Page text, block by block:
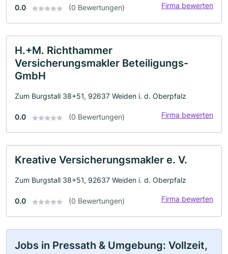
0.0 (0 Bewertungen) Firma bewerten
H.+M. Richthammer
Versicherungsmakler Beteiligungs-
GmbH
Zum Burgstall 38+51, 92637 Weiden i. d. Oberpfalz
0.0 (0 Bewertungen) Firma bewerten
Kreative Versicherungsmakler e. V.
Zum Burgstall 38+51, 92637 Weiden i. d. Oberpfalz
0.0 (0 Bewertungen) Firma bewerten
Jobs in Pressath & Umgebung: Vollzeit,